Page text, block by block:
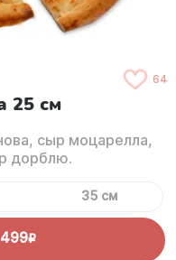
64
25 см
сыр моцарелла,
дорблю.
35 см
499R